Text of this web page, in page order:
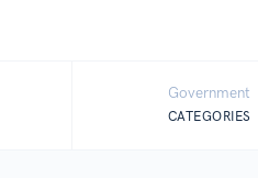
Government
CATEGORIES